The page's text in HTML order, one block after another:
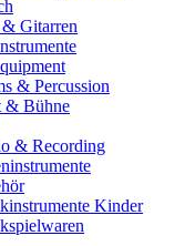
& Gitarren
& Percussion
& Bühne
& Recording
Kinder